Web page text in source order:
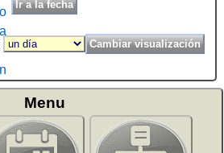
Menu